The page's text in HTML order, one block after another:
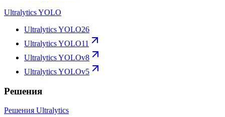
Ultralytics YOLO
Ultralytics YOLO26
Ultralytics YOLO11
Ultralytics YOLOv8
Ultralytics YOLOv5
Решения
Решения Ultralytics